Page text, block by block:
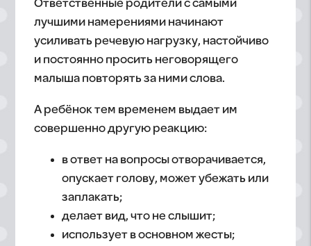
Ответственные родители с самыми
лучшими намерениями начинают
усиливать речевую нагрузку, настойчиво
и постоянно просить неговорящего
малыша повторять за ними слова.
А ребёнок тем временем выдает им
совершенно другую реакцию:
в ответ на вопросы отворачивается,
опускает голову, может убежать или
заплакать;
делает вид, что не слышит;
использует в основном жесты;